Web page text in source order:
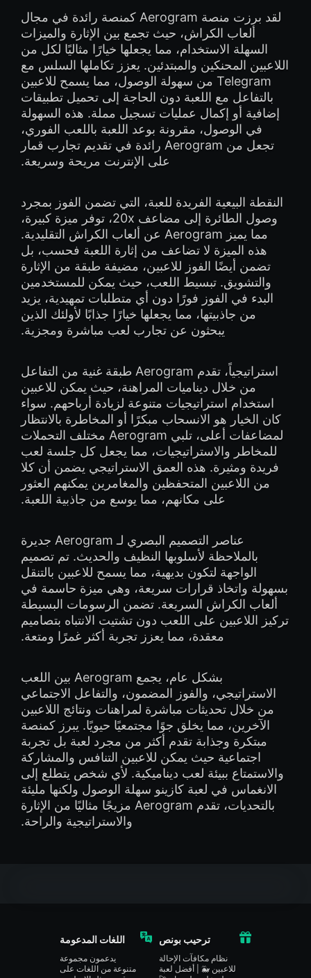
لقد برزت منصة Aerogram كمنصة رائدة في مجال
ألعاب الكراش، حيث تجمع بين الإثارة والميزات
السهلة الاستخدام، مما يجعلها خيارًا مثاليًا لكل من
اللاعبين المحنكين والمبتدئين. يعزز تكاملها السلس مع
Telegram من سهولة الوصول، مما يسمح للاعبين
بالتفاعل مع اللعبة دون الحاجة إلى تحميل تطبيقات
إضافية أو إكمال عمليات تسجيل مملة. هذه السهولة
في الوصول، مقرونة بوعد اللعبة باللعب الفوري،
تجعل من Aerogram رائدة في تقديم تجارب قمار
على الإنترنت مريحة وسريعة.
النقطة البيعية الفريدة للعبة، التي تضمن الفوز بمجرد
وصول الطائرة إلى مضاعف 20x، توفر ميزة كبيرة،
مما يميز Aerogram عن ألعاب الكراش التقليدية.
هذه الميزة لا تضاعف من إثارة اللعبة فحسب، بل
تضمن أيضًا الفوز للاعبين، مضيفة طبقة من الإثارة
والتشويق. تبسيط اللعب، حيث يمكن للمستخدمين
البدء في الفوز فورًا دون أي متطلبات تمهيدية، يزيد
من جاذبيتها، مما يجعلها خيارًا جذابًا لأولئك الذين
يبحثون عن تجارب لعب مباشرة ومجزية.
استراتيجياً، تقدم Aerogram طبقة غنية من التفاعل
من خلال ديناميات المراهنة، حيث يمكن للاعبين
استخدام استراتيجيات متنوعة لزيادة أرباحهم. سواء
كان الخيار هو الانسحاب مبكرًا أو المخاطرة بالانتظار
لمضاعفات أعلى، تلبي Aerogram مختلف التحملات
للمخاطر والاستراتيجيات، مما يجعل كل جلسة لعب
فريدة ومثيرة. هذه العمق الاستراتيجي يضمن أن كلا
من اللاعبين المتحفظين والمغامرين يمكنهم العثور
على مكانهم، مما يوسع من جاذبية اللعبة.
عناصر التصميم البصري لـ Aerogram جديرة
بالملاحظة لأسلوبها النظيف والحديث. تم تصميم
الواجهة لتكون بديهية، مما يسمح للاعبين بالتنقل
بسهولة واتخاذ قرارات سريعة، وهي ميزة حاسمة في
ألعاب الكراش السريعة. تضمن الرسومات البسيطة
تركيز اللاعبين على اللعب دون تشتيت الانتباه بتصاميم
معقدة، مما يعزز تجربة أكثر غمرًا ومتعة.
بشكل عام، يجمع Aerogram بين اللعب
الاستراتيجي، والفوز المضمون، والتفاعل الاجتماعي
من خلال تحديثات مباشرة لمراهنات ونتائج اللاعبين
الآخرين، مما يخلق جوًا مجتمعيًا حيويًا. يبرز كمنصة
مبتكرة وجذابة تقدم أكثر من مجرد لعبة بل تجربة
اجتماعية حيث يمكن للاعبين التنافس والمشاركة
والاستمتاع ببيئة لعب ديناميكية. لأي شخص يتطلع إلى
الانغماس في لعبة كازينو سهلة الوصول ولكنها مليئة
بالتحديات، تقدم Aerogram مزيجًا مثاليًا من الإثارة
والاستراتيجية والراحة.
ترحيب بونص
نظام مكافآت الإحالة
للاعبين 🐳 | أفضل لعبة
اللغات المدعومة
يدعمون مجموعة
متنوعة من اللغات على